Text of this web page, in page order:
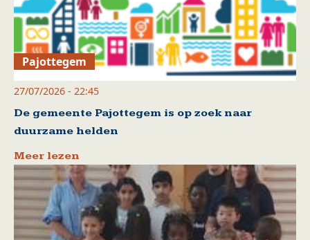
Pajottegem
27/07/2026 - 22:45
De gemeente Pajottegem is op zoek naar
duurzame helden
Meer lezen